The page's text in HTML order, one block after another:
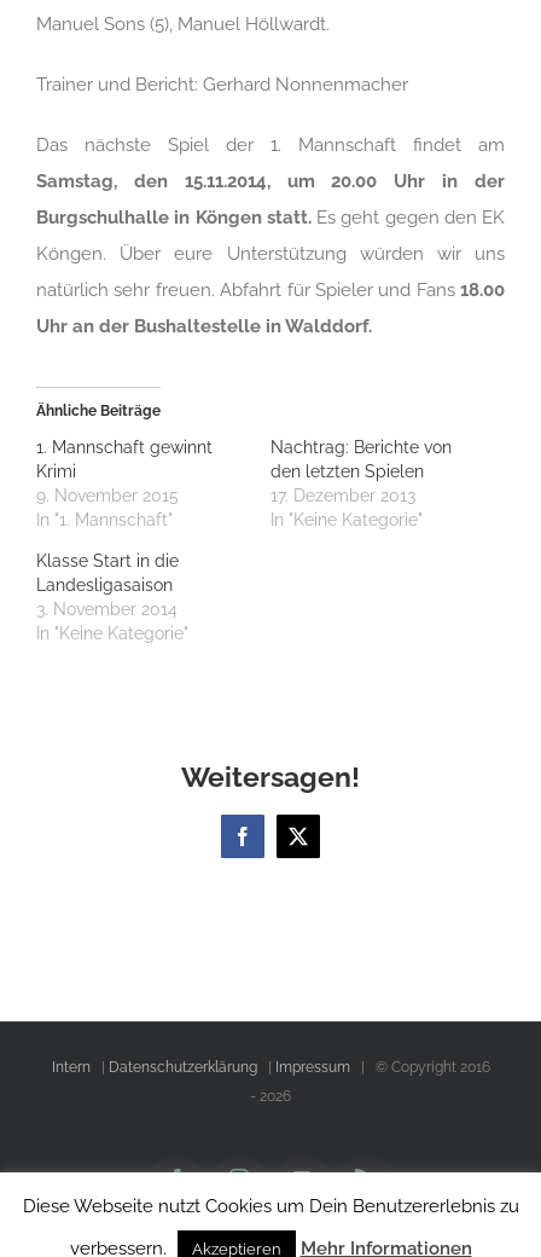
Manuel Sons (5), Manuel Höllwardt.
Trainer und Bericht: Gerhard Nonnenmacher
Das nächste Spiel der 1. Mannschaft findet am
Samstag, den 15.11.2014, um 20.00 Uhr in der
Burgschulhalle in Köngen statt.Es geht gegen den EK
Köngen. Über eure Unterstützung würden wir uns
natürlich sehr freuen. Abfahrt für Spieler und Fans18.00
Uhr an der Bushaltestelle in Walddorf.
Ähnliche Beiträge
1. Mannschaft gewinnt
Krimi
9. November 2015
In "1. Mannschaft"
Nachtrag: Berichte von
den letzten Spielen
17. Dezember 2013
In "Keine Kategorie"
Klasse Start in die
Landesligasaison
3. November 2014
In "Keine Kategorie"
Weitersagen!
Facebook
X
Intern Datenschutzerklärung| Impressum| © Copyright 2016
- 2026
Diese Webseite nutzt Cookies um Dein Benutzererlebnis zu
verbessern.
Akzeptieren Mehr Informationen